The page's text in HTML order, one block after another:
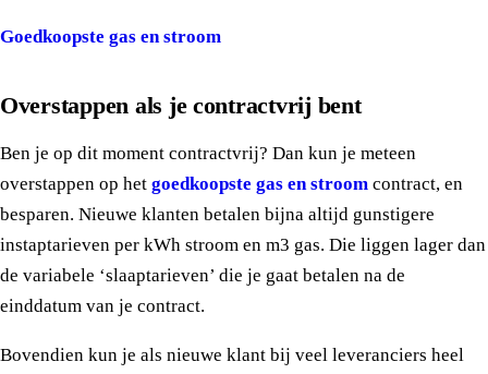
Goedkoopste gas en stroom
Overstappen als je contractvrij bent
Ben je op dit moment contractvrij? Dan kun je meteen
overstappen op het goedkoopste gas en stroom contract, en
besparen. Nieuwe klanten betalen bijna altijd gunstigere
instaptarieven per kWh stroom en m3 gas. Die liggen lager dan
de variabele ‘slaaptarieven’ die je gaat betalen na de
einddatum van je contract.
Bovendien kun je als nieuwe klant bij veel leveranciers heel